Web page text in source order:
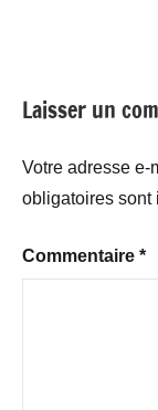
Laisser un
Votre adresse e-
obligatoires sont
Commentaire *